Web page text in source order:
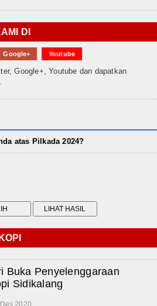
DI
Google+ Youtube
Google+, Youtube dan dapatkan
atas Pilkada 2024?
Buka Penyelenggaraan
Sidikalang
2020